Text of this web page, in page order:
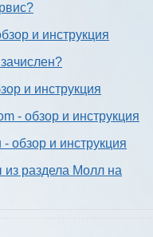
и инструкция
и инструкция
- обзор и инструкция
обзор и инструкция
из раздела Молл на